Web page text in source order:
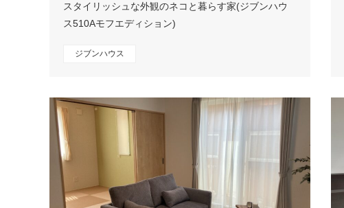
スタイリッシュな外観のネコと暮らす家(ジブンハウ
ス510Aモフエディション)
ジブンハウス